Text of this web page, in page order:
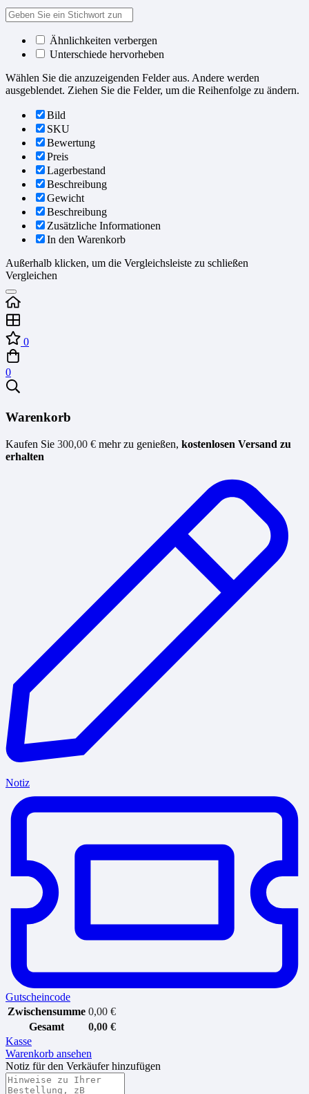
Ähnlichkeiten verbergen
Unterschiede hervorheben
Wählen Sie die anzuzeigenden Felder aus. Andere werden
ausgeblendet. Ziehen Sie die Felder, um die Reihenfolge zu ändern.
Bild
SKU
Bewertung
Preis
Lagerbestand
Beschreibung
Gewicht
Beschreibung
Zusätzliche Informationen
In den Warenkorb
Außerhalb klicken, um die Vergleichsleiste zu schließen
Vergleichen
0
0
Warenkorb
Kaufen Sie 300,00 € mehr zu genießen, kostenlosen Versand zu
erhalten
Notiz
Gutscheincode
Zwischensumme 0,00 €
Gesamt
0,00 €
Kasse
Warenkorb ansehen
Notiz für den Verkäufer hinzufügen